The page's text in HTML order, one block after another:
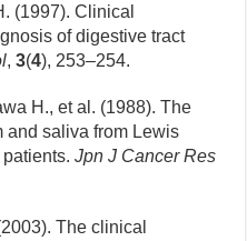
(1997). Clinical
of digestive tract
,3(4), 253–254.
H., et al. (1988). The
and saliva from Lewis
patients.Jpn J Cancer Res
The clinical